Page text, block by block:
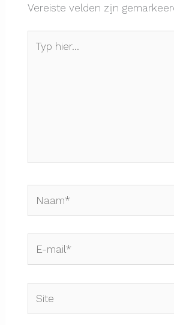
Vereiste velden zijn
hier...
mail*